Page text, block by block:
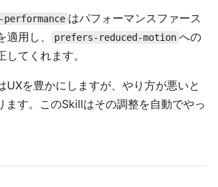
はパフォーマンスファース
適用し、
prefers-reduced-motion への
てくれます。
UXを豊かにしますが、やり方が悪いと
ます。このSkillはその調整を自動でやっ